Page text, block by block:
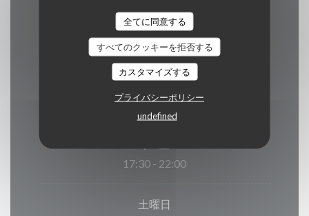
全てに同意する
すべてのクッキーを拒否する
カスタマイズする
プライバシーポリシー
undefined
月曜日
17:30 - 22:00
火-水
閉じています
17:30 - 22:00
土曜日